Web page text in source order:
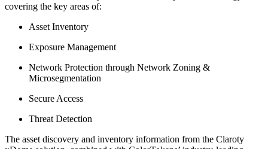
covering the key areas of:
Asset Inventory
Exposure Management
Network Protection through Network Zoning &
Microsegmentation
Secure Access
Threat Detection
The asset discovery and inventory information from the Claroty